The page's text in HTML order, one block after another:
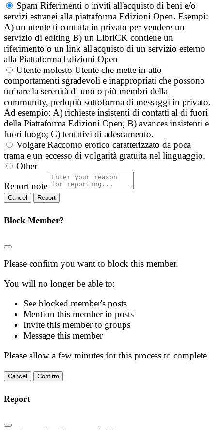
Spam Riferimenti o inviti all'acquisto di beni e/o
servizi estranei alla piattaforma Edizioni Open. Esempi:
A) un utente ti contatta in privato per vendere un
servizio di editing B) un LibriCK contiene un
riferimento o un link all'acquisto di un servizio esterno
alla Piattaforma Edizioni Open
Utente molesto Utente che mette in atto
comportamenti sgradevoli e inappropriati che possono
turbare la serenità di uno o più membri della
community, perlopiù sottoforma di messaggi in privato.
Ad esempio: A) richieste insistenti di contatti al di fuori
della Piattaforma Edizioni Open; B) avances insistenti e
fuori luogo; C) tentativi di adescamento.
Volgare Racconto erotico caratterizzato da poca
trama e un eccesso di volgarità gratuita nel linguaggio.
Other
Report note
Report
Block Member?
Please confirm you want to block this member.
You will no longer be able to:
See blocked member's posts
Mention this member in posts
Invite this member to groups
Message this member
Please allow a few minutes for this process to complete.
Confirm
Report